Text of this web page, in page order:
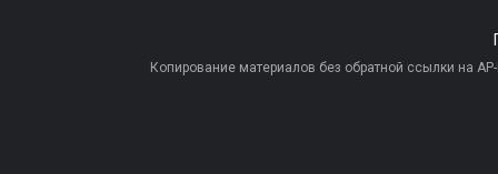
Копирование материалов без обратной ссылки на